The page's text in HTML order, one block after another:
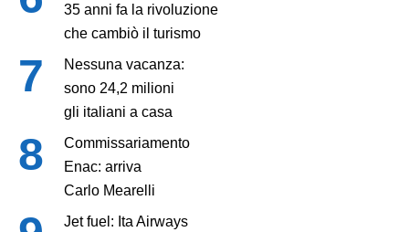
35 anni fa la rivoluzione
che cambiò il turismo
Nessuna vacanza:
sono 24,2 milioni
gli italiani a casa
Commissariamento
Enac: arriva
Carlo Mearelli
Jet fuel: Ita Airways